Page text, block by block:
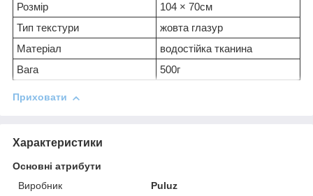
Розмір
104 × 70см
Тип текстури
жовта глазур
Матеріал
водостійка тканина
Вага
500г
Приховати
Характеристики
Основні атрибути
Виробник
Puluz